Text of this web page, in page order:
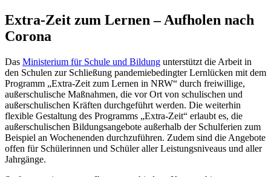
Extra-Zeit zum Lernen – Aufholen nach
Corona
Das Ministerium für Schule und Bildung unterstützt die Arbeit in
den Schulen zur Schließung pandemiebedingter Lernlücken mit dem
Programm „Extra-Zeit zum Lernen in NRW“ durch freiwillige,
außerschulische Maßnahmen, die vor Ort von schulischen und
außerschulischen Kräften durchgeführt werden. Die weiterhin
flexible Gestaltung des Programms „Extra-Zeit“ erlaubt es, die
außerschulischen Bildungsangebote außerhalb der Schulferien zum
Beispiel an Wochenenden durchzuführen. Zudem sind die Angebote
offen für Schülerinnen und Schüler aller Leistungsniveaus und aller
Jahrgänge.